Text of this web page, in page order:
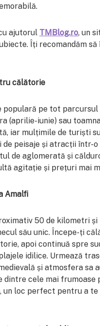
ajutorul TMBlog.ro, un
Îți recomandăm
călătorie
pe tot parcursul
(aprilie-iunie) sau
iar mulțimile de turiști
peisaje și atracții într-
de aglomerată și
agitație și prețuri mai
Amalfi
50 de kilometri și
său unic. Începe-ți
apoi continuă spre
idilice. Urmează
și atmosfera sa
dintre cele mai frumoase
, un loc perfect pentru a